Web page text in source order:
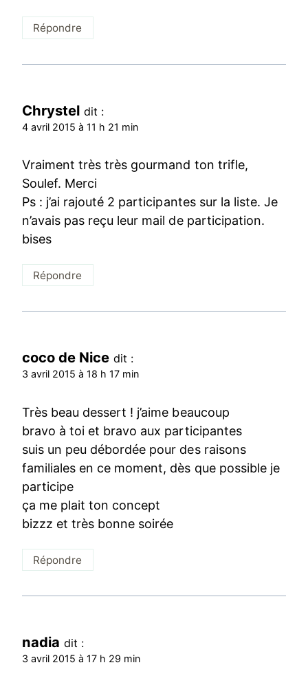
Répondre
Chrystel dit :
4 avril 2015 à 11 h 21 min
Vraiment très très gourmand ton trifle,
Soulef. Merci
Ps : j’ai rajouté 2 participantes sur la liste. Je
n’avais pas reçu leur mail de participation.
bises
Répondre
coco de Nice dit :
3 avril 2015 à 18 h 17 min
Très beau dessert ! j’aime beaucoup
bravo à toi et bravo aux participantes
suis un peu débordée pour des raisons
familiales en ce moment, dès que possible je
participe
ça me plait ton concept
bizzz et très bonne soirée
Répondre
nadia dit :
3 avril 2015 à 17 h 29 min